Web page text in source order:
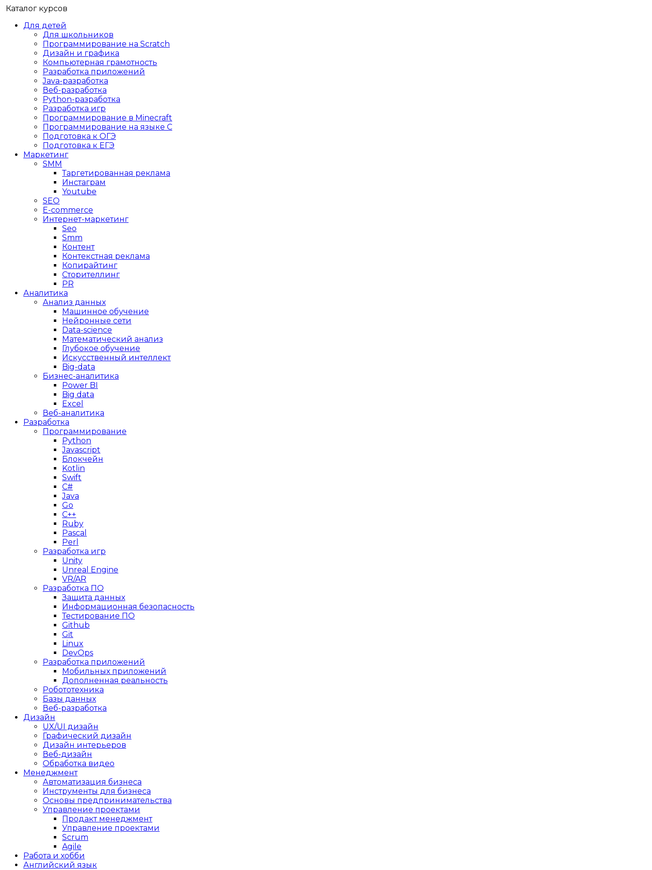
Каталог курсов
Для детей
Для школьников
Программирование на Scratch
Дизайн и графика
Компьютерная грамотность
Разработка приложений
Java-разработка
Веб-разработка
Python-разработка
Разработка игр
Программирование в Minecraft
Программирование на языке C
Подготовка к ОГЭ
Подготовка к ЕГЭ
Маркетинг
SMM
Таргетированная реклама
Инстаграм
Youtube
SEO
E-сommerce
Интернет-маркетинг
Seo
Smm
Контент
Контекстная реклама
Копирайтинг
Сторителлинг
PR
Аналитика
Анализ данных
Машинное обучение
Нейронные сети
Data-science
Математический анализ
Глубокое обучение
Искусственный интеллект
Big-data
Бизнес-аналитика
Power BI
Big data
Excel
Веб-аналитика
Разработка
Программирование
Python
Javascript
Блокчейн
Kotlin
Swift
C#
Java
Go
C++
Ruby
Pascal
Perl
Разработка игр
Unity
Unreal Engine
VR/AR
Разработка ПО
Защита данных
Информационная безопасность
Тестирование ПО
Github
Git
Linux
DevOps
Разработка приложений
Мобильных приложений
Дополненная реальность
Робототехника
Базы данных
Веб-разработка
Дизайн
UX/UI дизайн
Графический дизайн
Дизайн интерьеров
Веб-дизайн
Обработка видео
Менеджмент
Автоматизация бизнеса
Инструменты для бизнеса
Основы предпринимательства
Управление проектами
Продакт менеджмент
Управление проектами
Scrum
Agile
Работа и хобби
Английский язык